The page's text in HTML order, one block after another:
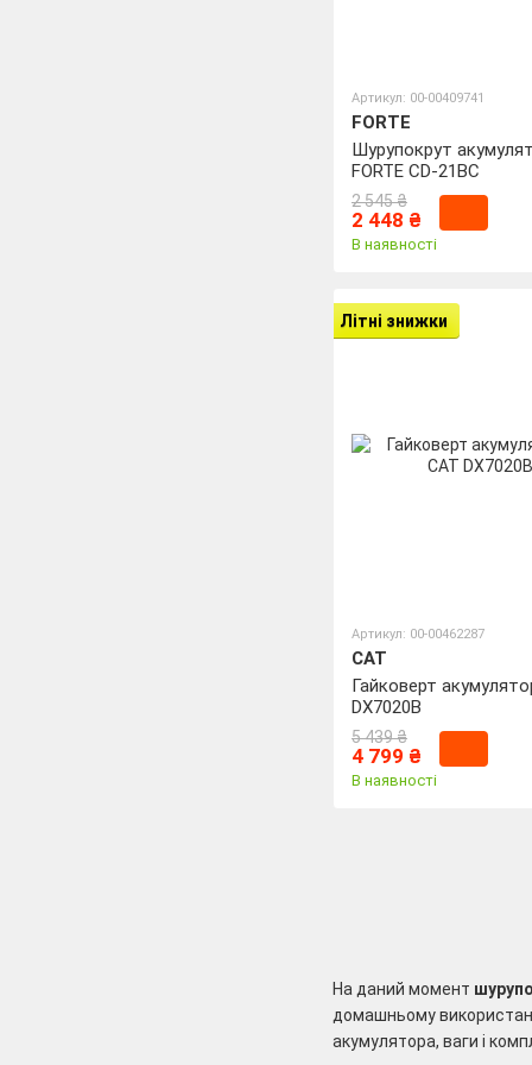
На даний момент
домашньому
акумулятора, ваги і
Артикул: 00-00409741
FORTE
Шурупокрут
FORTE CD-21BC
2 545 ₴
2 448 ₴
В наявності
Літні знижки
Артикул: 00-00462287
CAT
Гайковерт
DX7020B
5 439 ₴
4 799 ₴
В наявності